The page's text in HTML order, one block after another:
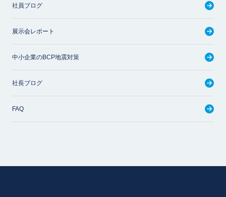
社員ブログ
展示会レポート
中小企業のBCP地震対策
社長ブログ
FAQ